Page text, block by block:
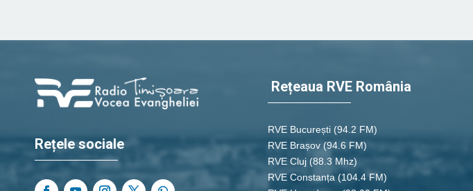
Rețele sociale
Rețeaua RVE România
RVE București (94.2 FM)
RVE Brașov (94.6 FM)
RVE Cluj (88.3 Mhz)
RVE Constanța (104.4 FM)